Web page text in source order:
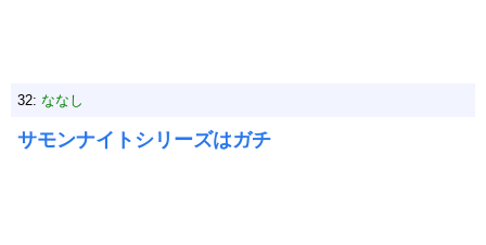
32: ななし
サモンナイトシリーズはガチ